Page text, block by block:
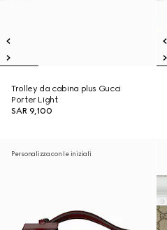
Trolley da cabina plus Gucci
Porter Light
SAR 9,100
Personalizza con le iniziali